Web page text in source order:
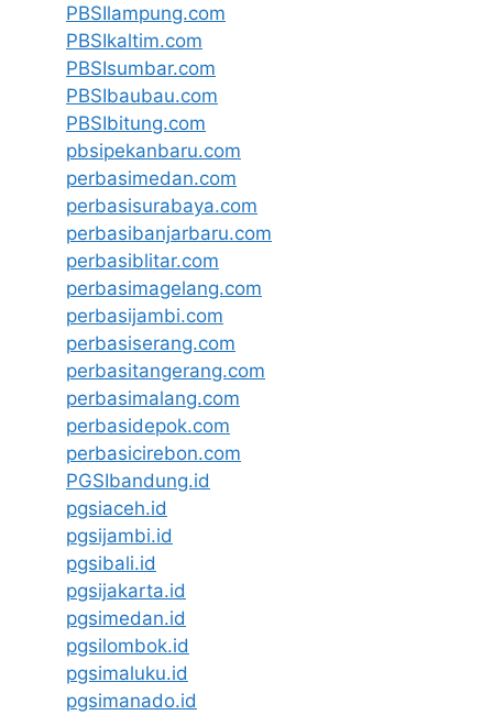
PBSIlampung.com
PBSIkaltim.com
PBSIsumbar.com
PBSIbaubau.com
PBSIbitung.com
pbsipekanbaru.com
perbasimedan.com
perbasisurabaya.com
perbasibanjarbaru.com
perbasiblitar.com
perbasimagelang.com
perbasijambi.com
perbasiserang.com
perbasitangerang.com
perbasimalang.com
perbasidepok.com
perbasicirebon.com
PGSIbandung.id
pgsiaceh.id
pgsijambi.id
pgsibali.id
pgsijakarta.id
pgsimedan.id
pgsilombok.id
pgsimaluku.id
pgsimanado.id